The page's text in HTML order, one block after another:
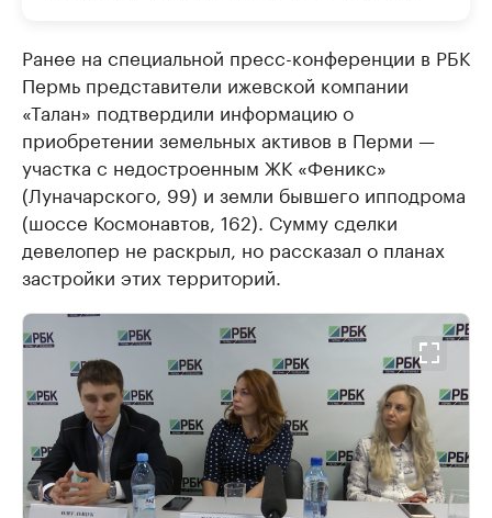
Ранее на специальной пресс-конференции в РБК
Пермь представители ижевской компании
«Талан» подтвердили информацию о
приобретении земельных активов в Перми —
участка с недостроенным ЖК «Феникс»
(Луначарского, 99) и земли бывшего ипподрома
(шоссе Космонавтов, 162). Сумму сделки
девелопер не раскрыл, но рассказал о планах
застройки этих территорий.